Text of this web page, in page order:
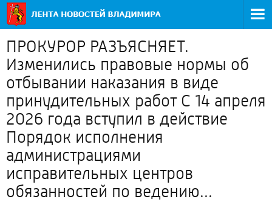
ПРОКУРОР РАЗЪЯСНЯЕТ.
Изменились правовые нормы об
отбывании наказания в виде
принудительных работ С 14 апреля
2026 года вступил в действие
Порядок исполнения
администрациями
исправительных центров
обязанностей по ведению...